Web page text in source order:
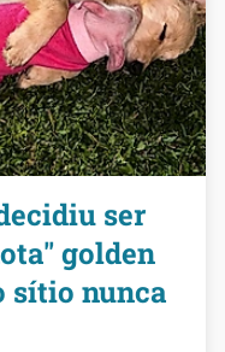
ser
golden
sítio nunca